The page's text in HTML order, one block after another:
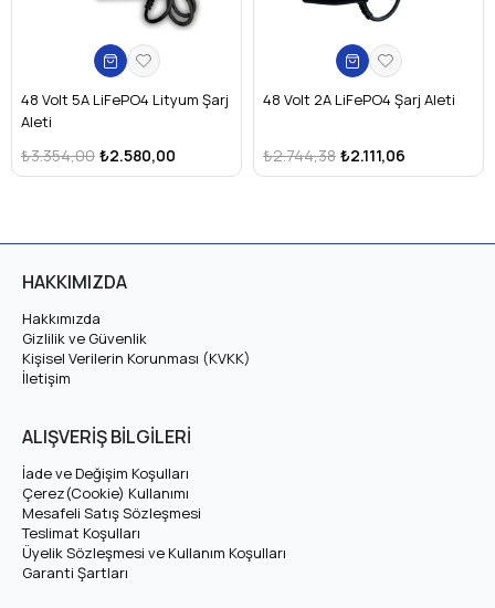
48 Volt 5A LiFePO4 Lityum Şarj
Aleti
₺2.580,00
₺3.354,00
48 Volt 2A LiFePO4 Şarj Aleti
₺2.111,06
₺2.744,38
HAKKIMIZDA
Hakkımızda
Gizlilik ve Güvenlik
Kişisel Verilerin Korunması (KVKK)
İletişim
ALIŞVERİŞ BİLGİLERİ
İade ve Değişim Koşulları
Çerez(Cookie) Kullanımı
Mesafeli Satış Sözleşmesi
Teslimat Koşulları
Üyelik Sözleşmesi ve Kullanım Koşulları
Garanti Şartları